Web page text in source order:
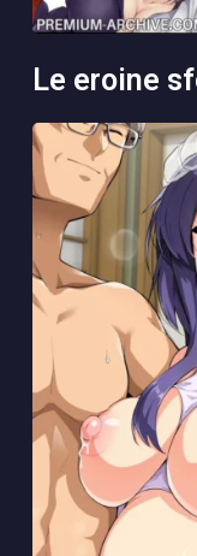
le eroine